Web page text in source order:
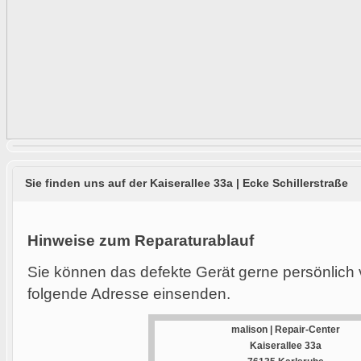
Sie finden uns auf der Kaiserallee 33a | Ecke Schillerstraße
Hinweise zum Reparaturablauf
Sie können das defekte Gerät gerne
folgende Adresse einsenden.
malison | Repair-Center
Kaiserallee 33a